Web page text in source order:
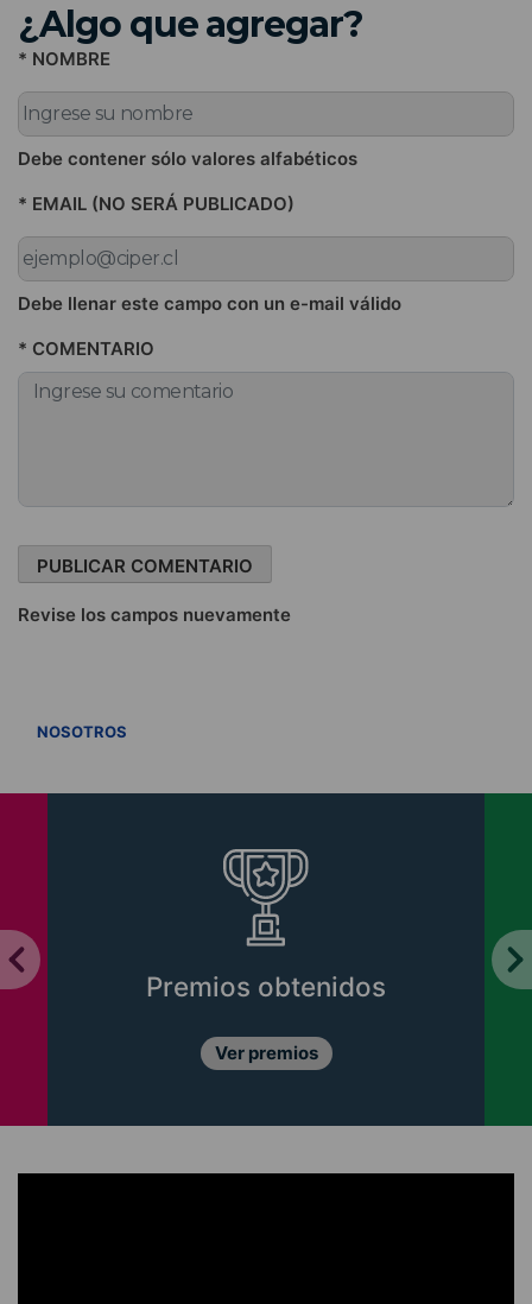
¿Algo que agregar?
* NOMBRE
Debe contener sólo valores alfabéticos
* EMAIL (NO SERÁ PUBLICADO)
Debe llenar este campo con un e-mail válido
* COMENTARIO
Revise los campos nuevamente
NOSOTROS
Premios obtenidos
Ver premios